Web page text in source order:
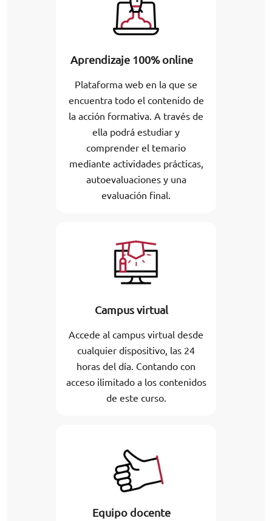
Aprendizaje 100% online
Plataforma web en la que se
encuentra todo el contenido de
la acción formativa. A través de
ella podrá estudiar y
comprender el temario
mediante actividades prácticas,
autoevaluaciones y una
evaluación final.
Campus virtual
Accede al campus virtual desde
cualquier dispositivo, las 24
horas del día. Contando con
acceso ilimitado a los contenidos
de este curso.
Equipo docente